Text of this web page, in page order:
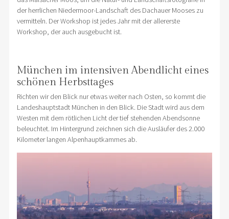
der herrlichen Niedermoor-Landschaft des Dachauer Mooses zu
vermitteln. Der Workshop ist jedes Jahr mit der allererste
Workshop, der auch ausgebucht ist.
München im intensiven Abendlicht eines
schönen Herbsttages
Richten wir den Blick nur etwas weiter nach Osten, so kommt die
Landeshauptstadt München in den Blick. Die Stadt wird aus dem
Westen mit dem rötlichen Licht der tief stehenden Abendsonne
beleuchtet. Im Hintergrund zeichnen sich die Ausläufer des 2.000
Kilometer langen Alpenhauptkammes ab.